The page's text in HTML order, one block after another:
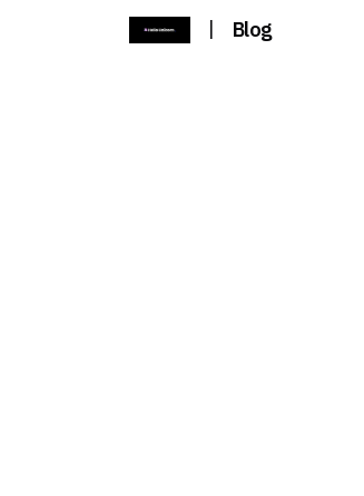
| Blog